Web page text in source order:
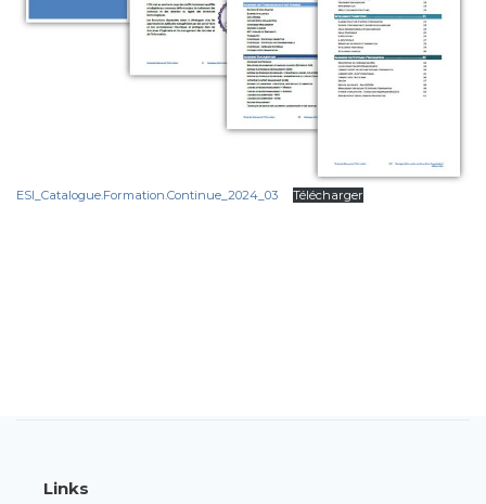
ESI_Catalogue.Formation.Continue_2024_03 Télécharger
Links